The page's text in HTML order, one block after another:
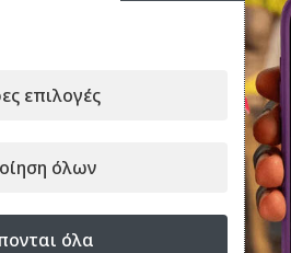
επιλογές
όλων
όλα